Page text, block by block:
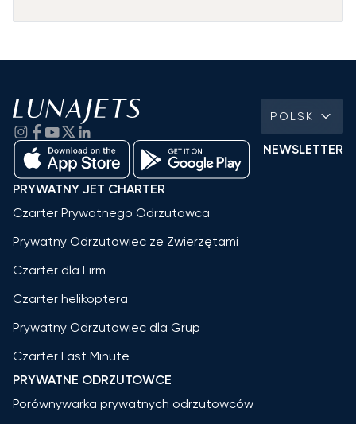
POLSKI
NEWSLETTER
PRYWATNY JET CHARTER
Czarter Prywatnego Odrzutowca
Prywatny Odrzutowiec ze Zwierzętami
Czarter dla Firm
Czarter helikoptera
Prywatny Odrzutowiec dla Grup
Czarter Last Minute
PRYWATNE ODRZUTOWCE
Porównywarka prywatnych odrzutowców